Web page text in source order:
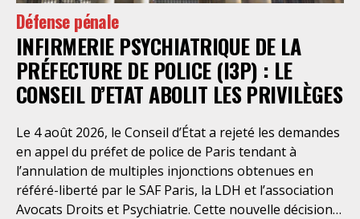
Défense pénale
INFIRMERIE PSYCHIATRIQUE DE LA
PRÉFECTURE DE POLICE (I3P) : LE
CONSEIL D’ETAT ABOLIT LES PRIVILÈGES
Le 4 août 2026, le Conseil d’État a rejeté les demandes
en appel du préfet de police de Paris tendant à
l’annulation de multiples injonctions obtenues en
référé-liberté par le SAF Paris, la LDH et l’association
Avocats Droits et Psychiatrie. Cette nouvelle décision